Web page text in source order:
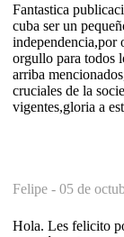
Fantastica
cuba ser un
independencia,por
orgullo para todos
arriba
cruciales de la
vigentes,gloria a
Felipe - 05 de
Hola. Les felicito